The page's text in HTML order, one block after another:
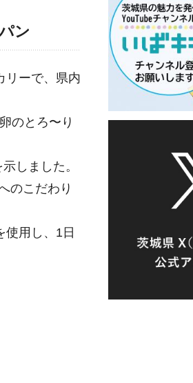
ン
リーで、県内
のとろ〜り
しました。
のこだわり
用し、1日